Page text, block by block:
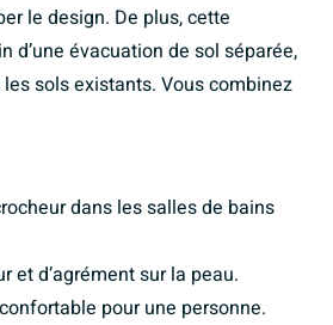
le design. De plus, cette
d’une évacuation de sol séparée,
sols existants. Vous combinez
dans les salles de bains
et d’agrément sur la peau.
pour une personne.